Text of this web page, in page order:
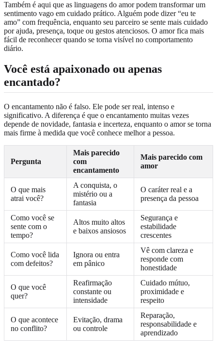
Também é aqui que as linguagens do amor podem transformar um
sentimento vago em cuidado prático. Alguém pode dizer “eu te
amo” com frequência, enquanto seu parceiro se sente mais cuidado
por ajuda, presença, toque ou gestos atenciosos. O amor fica mais
fácil de reconhecer quando se torna visível no comportamento
diário.
Você está apaixonado ou apenas
encantado?
O encantamento não é falso. Ele pode ser real, intenso e
significativo. A diferença é que o encantamento muitas vezes
depende de novidade, fantasia e incerteza, enquanto o amor se torna
mais firme à medida que você conhece melhor a pessoa.
Pergunta
Mais parecido
com
encantamento
Mais parecido com
amor
O que mais
atrai você?
A conquista, o
mistério ou a
fantasia
O caráter real e a
presença da pessoa
Como você se
sente com o
tempo?
Altos muito altos
e baixos ansiosos
Segurança e
estabilidade
crescentes
Como você lida
com defeitos?
Ignora ou entra
em pânico
Vê com clareza e
responde com
honestidade
O que você
quer?
Reafirmação
constante ou
intensidade
Cuidado mútuo,
proximidade e
respeito
O que acontece
no conflito?
Evitação, drama
ou controle
Reparação,
responsabilidade e
aprendizado